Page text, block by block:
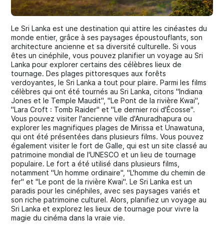
Le Sri Lanka est une destination qui attire les cinéastes du
monde entier, grâce à ses paysages époustouflants, son
architecture ancienne et sa diversité culturelle. Si vous
êtes un cinéphile, vous pouvez planifier un voyage au Sri
Lanka pour explorer certains des célèbres lieux de
tournage. Des plages pittoresques aux forêts
verdoyantes, le Sri Lanka a tout pour plaire. Parmi les films
célèbres qui ont été tournés au Sri Lanka, citons "Indiana
Jones et le Temple Maudit", "Le Pont de la rivière Kwai",
"Lara Croft : Tomb Raider" et "Le dernier roi d'Écosse".
Vous pouvez visiter l'ancienne ville d'Anuradhapura ou
explorer les magnifiques plages de Mirissa et Unawatuna,
qui ont été présentées dans plusieurs films. Vous pouvez
également visiter le fort de Galle, qui est un site classé au
patrimoine mondial de l'UNESCO et un lieu de tournage
populaire. Le fort a été utilisé dans plusieurs films,
notamment "Un homme ordinaire", "L'homme du chemin de
fer" et "Le pont de la rivière Kwai". Le Sri Lanka est un
paradis pour les cinéphiles, avec ses paysages variés et
son riche patrimoine culturel. Alors, planifiez un voyage au
Sri Lanka et explorez les lieux de tournage pour vivre la
magie du cinéma dans la vraie vie.